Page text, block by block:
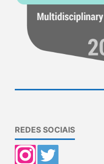
REDES SOCIAIS